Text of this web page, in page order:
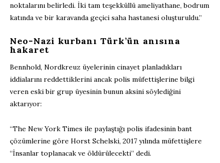
noktalarını belirledi. İki tam teşekküllü ameliyathane, bodrum
katında ve bir karavanda geçici saha hastanesi oluşturuldu.”
Neo-Nazi kurbanı Türk’ün anısına
hakaret
Bennhold, Nordkreuz üyelerinin cinayet planladıkları
iddialarını reddettiklerini ancak polis müfettişlerine bilgi
veren eski bir grup üyesinin bunun aksini söylediğini
aktarıyor:
“The New York Times ile paylaştığı polis ifadesinin bant
çözümlerine göre Horst Schelski, 2017 yılında müfettişlere
“İnsanlar toplanacak ve öldürülecekti” dedi.